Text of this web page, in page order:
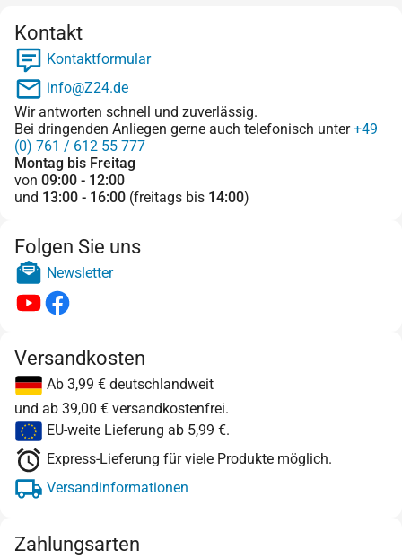
Kontakt
Kontaktformular
info@Z24.de
Wir antworten schnell und zuverlässig.
Bei dringenden Anliegen gerne auch telefonisch unter+49
(0) 761 / 612 55 777
Montag bis Freitag
von 09:00 - 12:00
und 13:00 - 16:00 (freitags bis 14:00)
Folgen Sie uns
Newsletter
Versandkosten
Ab 3,99 € deutschlandweit
und ab 39,00 € versandkostenfrei.
EU-weite Lieferung ab 5,99 €.
Express-Lieferung für viele Produkte möglich.
Versandinformationen
Zahlungsarten